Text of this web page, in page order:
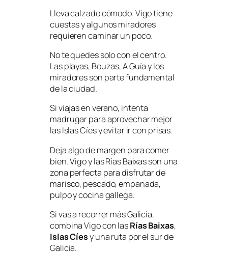
Lleva calzado cómodo. Vigo tiene
cuestas y algunos miradores
requieren caminar un poco.
No te quedes solo con el centro.
Las playas, Bouzas, A Guía y los
miradores son parte fundamental
de la ciudad.
Si viajas en verano, intenta
madrugar para aprovechar mejor
las Islas Cíes y evitar ir con prisas.
Deja algo de margen para comer
bien. Vigo y las Rías Baixas son una
zona perfecta para disfrutar de
marisco, pescado, empanada,
pulpo y cocina gallega.
Si vas a recorrer más Galicia,
combina Vigo con lasRías Baixas,
Islas Cíesy una ruta por el sur de
Galicia.